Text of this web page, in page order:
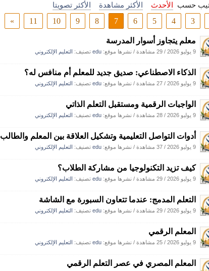
حسب الأحدث الأكثر مشاهدة
الأكثر تصويتا
3
4
5
6
7
8
9
10
11
»
معلم يتجاوز أسوار المدرسة
9 يوليو 2026 / 29 مشاهدة / نشرها موقع: edu تصنيف: التعليم الإلكتروني
الذكاء الاصطناعي: صديق جديد للمعلم أم منافس له؟
9 يوليو 2026 / 27 مشاهدة / نشرها موقع: edu تصنيف: التعليم الإلكتروني
الواجبات الرقمية ومستقبل التعلم الذاتي
9 يوليو 2026 / 28 مشاهدة / نشرها موقع: edu تصنيف: التعليم الإلكتروني
أدوات التواصل التعليمية وتشكيل العلاقة بين المعلم والطالب
9 يوليو 2026 / 37 مشاهدة / نشرها موقع: edu تصنيف: التعليم الإلكتروني
كيف تزيد التكنولوجيا من مشاركة الطلاب؟
9 يوليو 2026 / 29 مشاهدة / نشرها موقع: edu تصنيف: التعليم الإلكتروني
التعلم المدمج: عندما تتعاون السبورة مع الشاشة
9 يوليو 2026 / 29 مشاهدة / نشرها موقع: edu تصنيف: التعليم الإلكتروني
المعلم الرقمي
9 يوليو 2026 / 25 مشاهدة / نشرها موقع: edu تصنيف: التعليم الإلكتروني
المعلم المصري في عصر التعلم الرقمي